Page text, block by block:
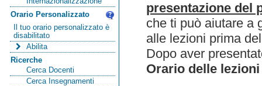
Orario Personalizzato
Il tuo orario personalizzato è
disabilitato
Abilita
Ricerche
Cerca Docenti
Cerca Insegnamenti
presentazione del
che ti può aiutare a
alle lezioni prima
Dopo aver
Orario delle lezioni